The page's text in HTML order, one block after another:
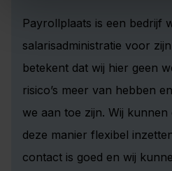
Payrollplaats is een bedrijf
salarisadministratie voor
betekent dat wij hier geen
risico’s meer van hebben
we aan toe zijn. Wij
deze manier flexibel
contact is goed en wij